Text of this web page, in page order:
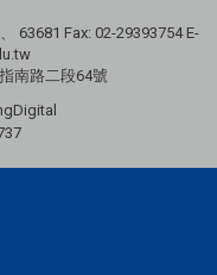
63681 Fax: 02-29393754 E-
南路二段64號